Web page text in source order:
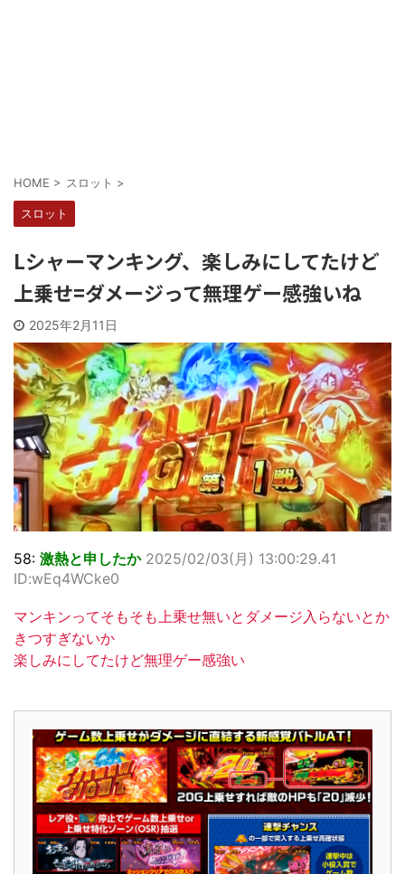
HOME > スロット >
スロット
Lシャーマンキング、楽しみにしてたけど
上乗せ=ダメージって無理ゲー感強いね
2025年2月11日
58: 激熱と申したか 2025/02/03(月) 13:00:29.41
ID:wEq4WCke0
マンキンってそもそも上乗せ無いとダメージ入らないとか
きつすぎないか
楽しみにしてたけど無理ゲー感強い